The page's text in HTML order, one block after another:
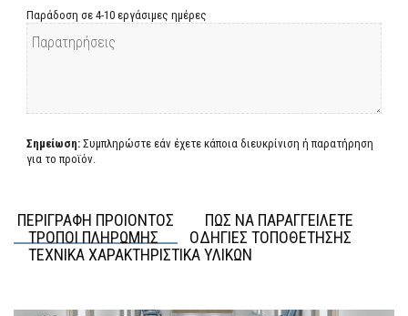
Παράδοση σε 4-10 εργάσιμες ημέρες
Σημείωση: Συμπληρώστε εάν έχετε κάποια διευκρίνιση ή παρατήρηση
για το προϊόν.
ΠΕΡΙΓΡΑΦΗ ΠΡΟΙΟΝΤΟΣ
ΠΩΣ ΝΑ ΠΑΡΑΓΓΕΙΛΕΤΕ
ΤΡΟΠΟΙ ΠΛΗΡΩΜΗΣ
ΟΔΗΓΙΕΣ ΤΟΠΟΘΕΤΗΣΗΣ
ΤΕΧΝΙΚΑ ΧΑΡΑΚΤΗΡΙΣΤΙΚΑ ΥΛΙΚΩΝ